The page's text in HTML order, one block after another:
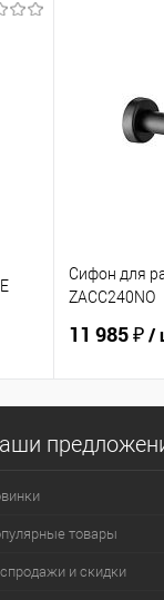
Сифон для
ZACC240NO
11 985 ₽/
товары
и скидки